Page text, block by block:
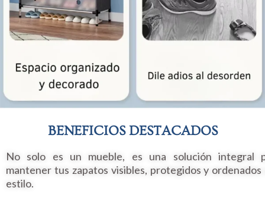
BENEFICIOS DESTACADOS
No solo es un mueble, es una solución integral
mantener tus zapatos visibles, protegidos y ordenados
estilo.